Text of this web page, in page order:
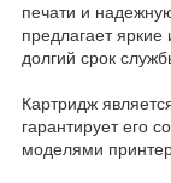
печати и
предлагает
долгий срок
Картридж
гарантирует его
моделями